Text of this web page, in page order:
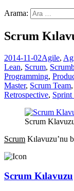
Arama:
Scrum
2014-11-02Agile,
Lean, Scrum,
Programming,
Master, Scrum Team,
Retrospective,
Scrum
Scrum Kılavuzu’nu
Scrum Kılavuzu